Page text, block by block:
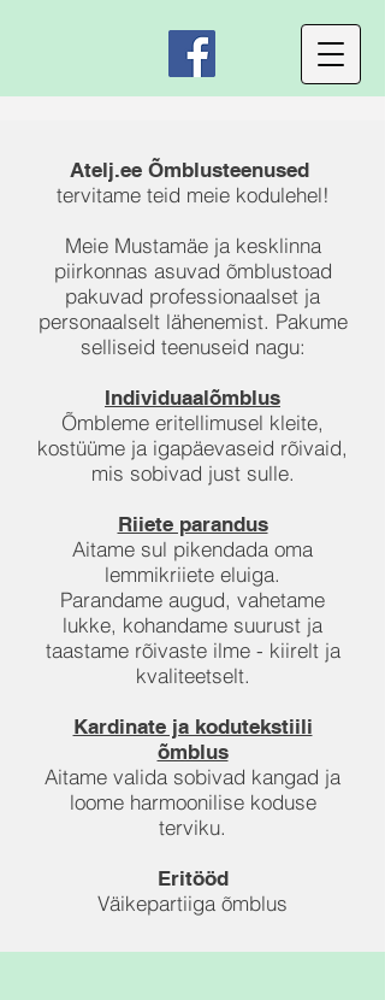
Atelj.ee Õmblusteenused
tervitame teid meie kodulehel!
Meie Mustamäe ja kesklinna
piirkonnas asuvad õmblustoad
pakuvad professionaalset ja
personaalselt lähenemist. Pakume
selliseid teenuseid nagu:
Individuaalõmblus
Õmbleme eritellimusel kleite,
kostüüme ja igapäevaseid rõivaid,
mis sobivad just sulle.
Riiete parandus
Aitame sul pikendada oma
lemmikriiete eluiga.
Parandame augud, vahetame
lukke, kohandame suurust ja
taastame rõivaste ilme - kiirelt ja
kvaliteetselt.
Kardinate ja kodutekstiili
õmblus
Aitame valida sobivad kangad ja
loome harmoonilise koduse
terviku.
Eritööd
Väikepartiiga õmblus